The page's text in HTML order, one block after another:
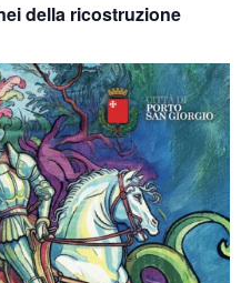
della ricostruzione